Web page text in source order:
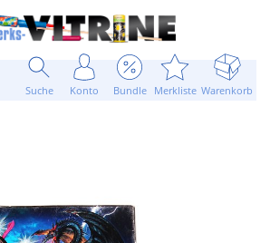
Suche Konto Bundle Merkliste Warenkorb